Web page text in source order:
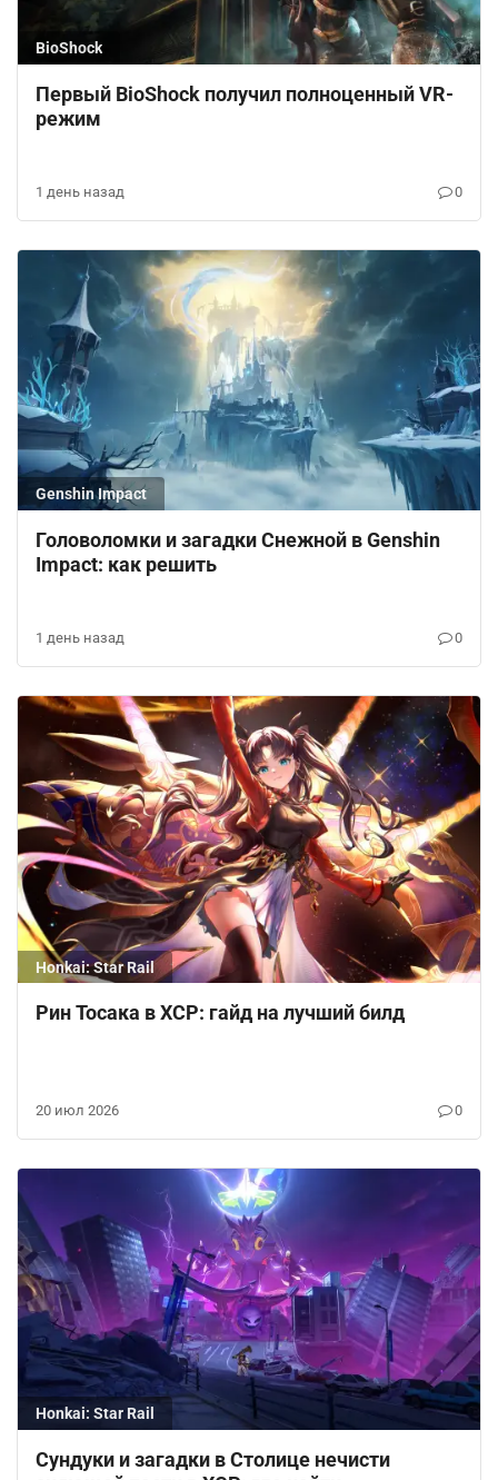
BioShock
Первый BioShock получил полноценный VR-
режим
1 день назад 0
Genshin Impact
Головоломки и загадки Снежной в Genshin
Impact: как решить
1 день назад 0
Honkai: Star Rail
Рин Тосака в ХСР: гайд на лучший билд
20 июл 2026 0
Honkai: Star Rail
Сундуки и загадки в Столице нечисти